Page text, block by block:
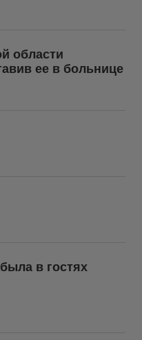
области
ее в больнице
в гостях